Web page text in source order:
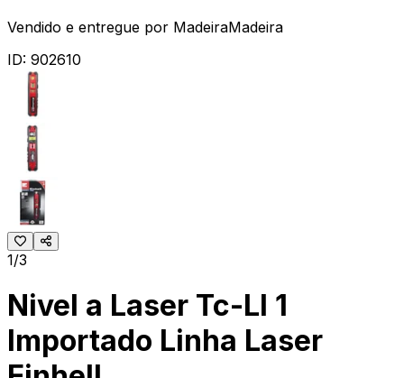
Vendido e entregue por MadeiraMadeira
ID: 902610
1/3
Nivel a Laser Tc-Ll 1
Importado Linha Laser